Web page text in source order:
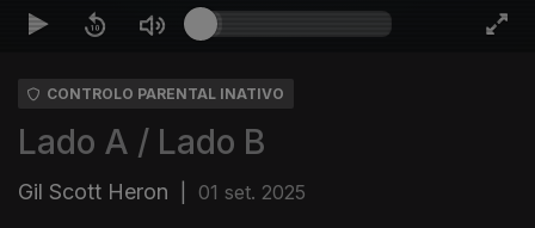
CONTROLO PARENTAL INATIVO
Lado A / Lado B
Gil Scott Heron 01 set. 2025